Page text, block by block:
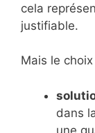
cela
justifiable.
Mais le
dans
une